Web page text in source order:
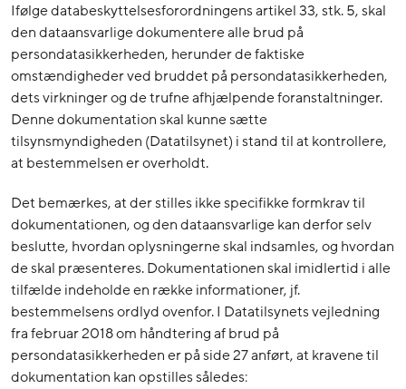
Ifølge databeskyttelsesforordningens artikel 33, stk. 5, skal
den dataansvarlige dokumentere alle brud på
persondatasikkerheden, herunder de faktiske
omstændigheder ved bruddet på persondatasikkerheden,
dets virkninger og de trufne afhjælpende foranstaltninger.
Denne dokumentation skal kunne sætte
tilsynsmyndigheden (Datatilsynet) i stand til at kontrollere,
at bestemmelsen er overholdt.
Det bemærkes, at der stilles ikke specifikke formkrav til
dokumentationen, og den dataansvarlige kan derfor selv
beslutte, hvordan oplysningerne skal indsamles, og hvordan
de skal præsenteres. Dokumentationen skal imidlertid i alle
tilfælde indeholde en række informationer, jf.
bestemmelsens ordlyd ovenfor. I Datatilsynets vejledning
fra februar 2018 om håndtering af brud på
persondatasikkerheden er på side 27 anført, at kravene til
dokumentation kan opstilles således: